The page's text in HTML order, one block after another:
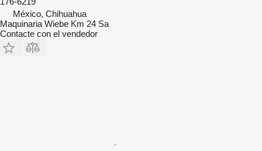
México, Chihuahua
Maquinaria Wiebe Km 24 Sa
Contacte con el vendedor